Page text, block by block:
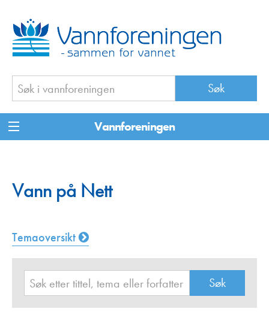
Vannforeningen
Vann på Nett
Temaoversikt